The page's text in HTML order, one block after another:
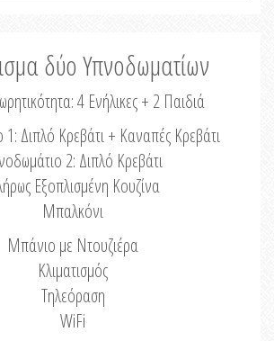
δύο Υπνοδωματίων
4 Ενήλικες + 2 Παιδιά
Διπλό Κρεβάτι + Καναπές Κρεβάτι
2: Διπλό Κρεβάτι
Εξοπλισμένη Κουζίνα
Μπαλκόνι
Μπάνιο με Ντουζιέρα
Κλιματισμός
Τηλεόραση
WiFi